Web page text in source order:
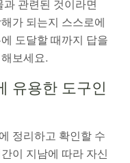
관련된 것이라면
가 되는지 스스로에
도달할 때까지 답을
보세요.
유용한 도구인
정리하고 확인할 수
이 지남에 따라 자신